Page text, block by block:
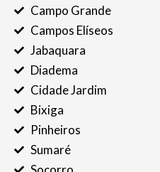
Campo Grande
Campos Elíseos
Jabaquara
Diadema
Cidade Jardim
Bixiga
Pinheiros
Sumaré